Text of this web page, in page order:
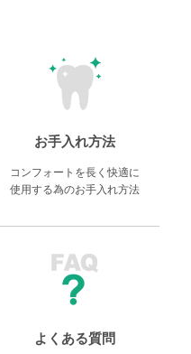
お手入れ方法
コンフォートを長く快適に
使用する為のお手入れ方法
よくある質問